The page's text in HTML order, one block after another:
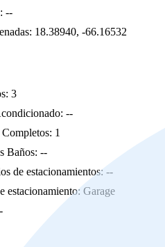
: --
: 18.38940, -66.16532
: 3
: --
: 1
Baños: --
de estacionamientos:--
estacionamiento: Garage